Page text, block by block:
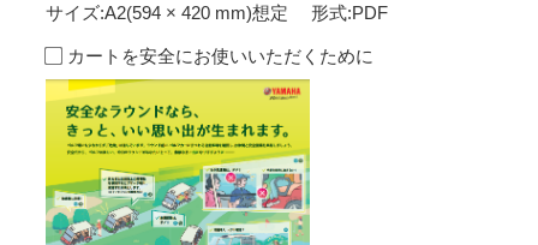
サイズ:A2(594 × 420 mm)想定 形式:PDF
カートを安全にお使いいただくために